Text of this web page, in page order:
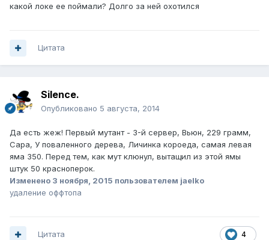
какой локе ее поймали? Долго за ней охотился
Цитата
Silence.
Опубликовано 5 августа, 2014
Да есть жеж! Первый мутант - 3-й сервер, Вьюн, 229 грамм,
Сара, У поваленного дерева, Личинка короеда, самая левая
яма 350. Перед тем, как мут клюнул, вытащил из этой ямы
штук 50 красноперок.
Изменено 3 ноября, 2015 пользователем jaelko
удаление оффтопа
4
Цитата